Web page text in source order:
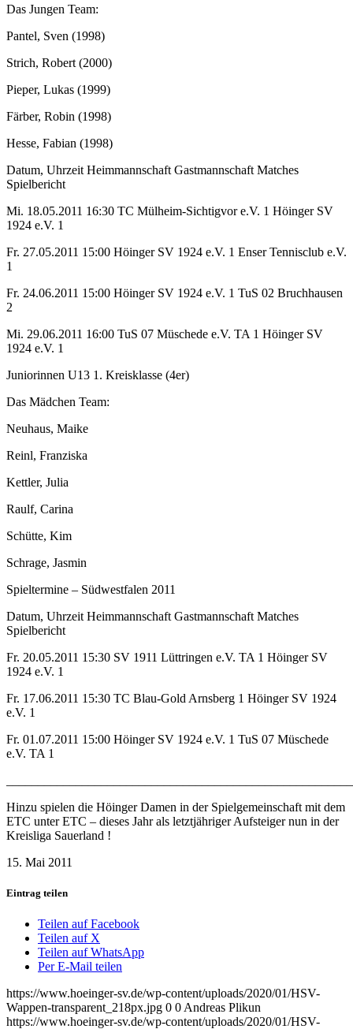
Das Jungen Team:
Pantel, Sven (1998)
Strich, Robert (2000)
Pieper, Lukas (1999)
Färber, Robin (1998)
Hesse, Fabian (1998)
Datum, Uhrzeit Heimmannschaft Gastmannschaft Matches
Spielbericht
Mi. 18.05.2011 16:30 TC Mülheim-Sichtigvor e.V. 1 Höinger SV
1924 e.V. 1
Fr. 27.05.2011 15:00 Höinger SV 1924 e.V. 1 Enser Tennisclub e.V.
1
Fr. 24.06.2011 15:00 Höinger SV 1924 e.V. 1 TuS 02 Bruchhausen
2
Mi. 29.06.2011 16:00 TuS 07 Müschede e.V. TA 1 Höinger SV
1924 e.V. 1
Juniorinnen U13 1. Kreisklasse (4er)
Das Mädchen Team:
Neuhaus, Maike
Reinl, Franziska
Kettler, Julia
Raulf, Carina
Schütte, Kim
Schrage, Jasmin
Spieltermine – Südwestfalen 2011
Datum, Uhrzeit Heimmannschaft Gastmannschaft Matches
Spielbericht
Fr. 20.05.2011 15:30 SV 1911 Lüttringen e.V. TA 1 Höinger SV
1924 e.V. 1
Fr. 17.06.2011 15:30 TC Blau-Gold Arnsberg 1 Höinger SV 1924
e.V. 1
Fr. 01.07.2011 15:00 Höinger SV 1924 e.V. 1 TuS 07 Müschede
e.V. TA 1
Hinzu spielen die Höinger Damen in der Spielgemeinschaft mit dem
ETC unter ETC – dieses Jahr als letztjähriger Aufsteiger nun in der
Kreisliga Sauerland !
15. Mai 2011
Eintrag teilen
Teilen auf Facebook
Teilen auf X
Teilen auf WhatsApp
Per E-Mail teilen
https://www.hoeinger-sv.de/wp-content/uploads/2020/01/HSV-
Wappen-transparent_218px.jpg 0 0 Andreas Plikun
https://www.hoeinger-sv.de/wp-content/uploads/2020/01/HSV-